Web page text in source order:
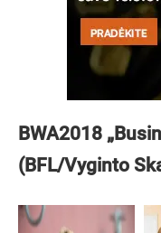
BWA2018
(BFL/Vyginto